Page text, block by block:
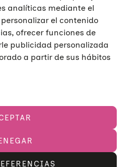
analíticas mediante el
el contenido
ofrecer funciones de
publicidad personalizada
a partir de sus hábitos
© 2023
Política de cookies